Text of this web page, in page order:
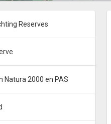
Reserves
Natura 2000 en PAS